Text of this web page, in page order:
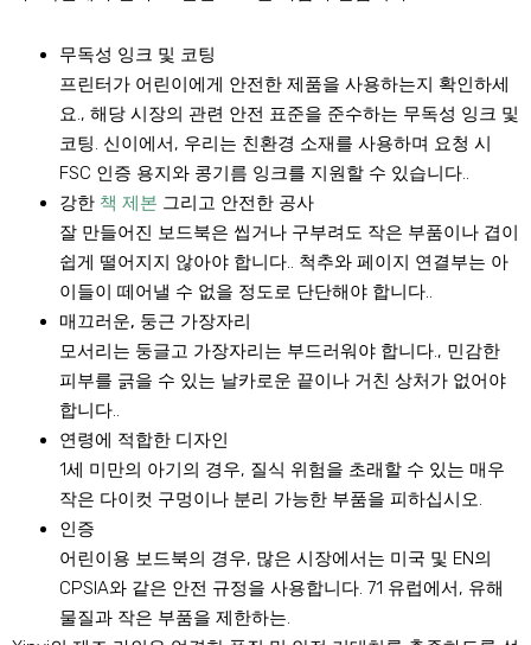
무독성 잉크 및 코팅
프린터가 어린이에게 안전한 제품을 사용하는지 확인하세
요., 해당 시장의 관련 안전 표준을 준수하는 무독성 잉크 및
코팅. 신이에서, 우리는 친환경 소재를 사용하며 요청 시
FSC 인증 용지와 콩기름 잉크를 지원할 수 있습니다..
강한 책 제본 그리고 안전한 공사
잘 만들어진 보드북은 씹거나 구부려도 작은 부품이나 겹이
쉽게 떨어지지 않아야 합니다.. 척추와 페이지 연결부는 아
이들이 떼어낼 수 없을 정도로 단단해야 합니다..
매끄러운, 둥근 가장자리
모서리는 둥글고 가장자리는 부드러워야 합니다., 민감한
피부를 긁을 수 있는 날카로운 끝이나 거친 상처가 없어야
합니다..
연령에 적합한 디자인
1세 미만의 아기의 경우, 질식 위험을 초래할 수 있는 매우
작은 다이컷 구멍이나 분리 가능한 부품을 피하십시오.
인증
어린이용 보드북의 경우, 많은 시장에서는 미국 및 EN의
CPSIA와 같은 안전 규정을 사용합니다. 71 유럽에서, 유해
물질과 작은 부품을 제한하는.